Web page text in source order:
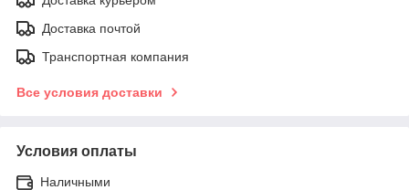
Доставка почтой
Транспортная компания
Все условия доставки
Условия оплаты
Наличными